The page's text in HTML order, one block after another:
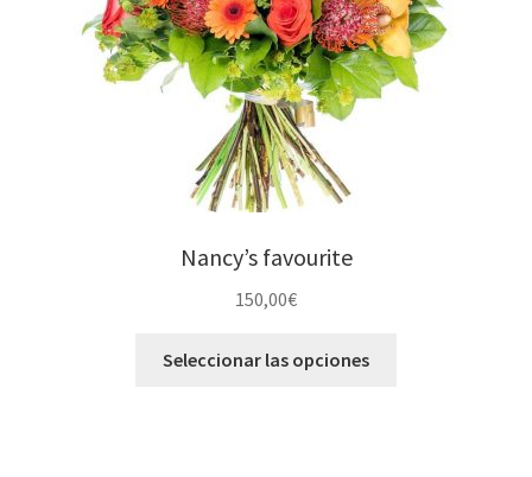
Nancy’s favourite
150,00€
Seleccionar las opciones